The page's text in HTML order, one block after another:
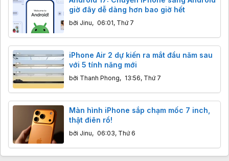
giờ đây dễ dàng hơn bao giờ hết
bởi Jinu, 06:01, Thứ 7
iPhone Air 2 dự kiến ra mắt đầu năm sau
với 5 tính năng mới
bởi Thanh Phong, 13:56, Thứ 7
Màn hình iPhone sắp chạm mốc 7 inch,
thật điên rồ!
bởi Jinu, 06:03, Thứ 6